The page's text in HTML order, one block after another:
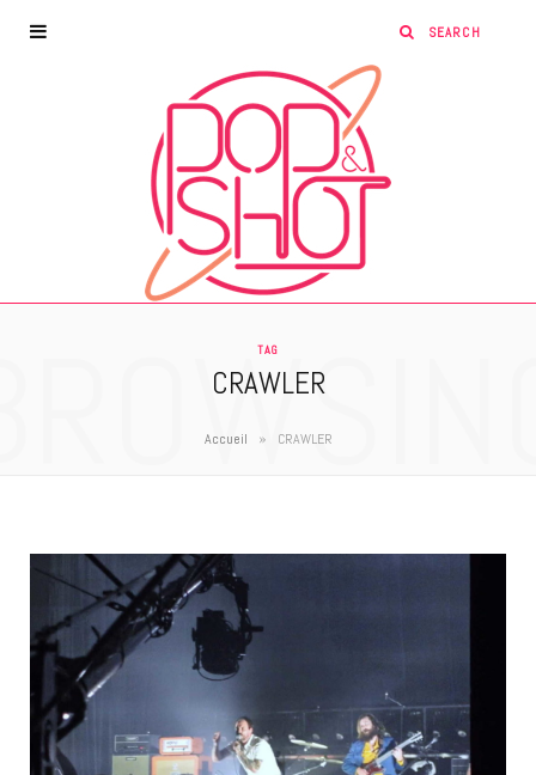
TAG
CRAWLER
Accueil » CRAWLER